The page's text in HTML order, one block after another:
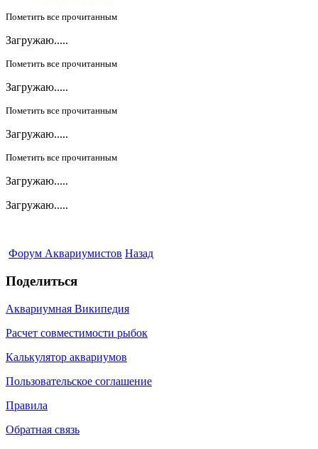
Пометить все прочитанным
Загружаю.....
Пометить все прочитанным
Загружаю.....
Пометить все прочитанным
Загружаю.....
Пометить все прочитанным
Загружаю.....
Загружаю.....
Форум Аквариумистов Назад
Поделиться
Аквариумная Википедия
Расчет совместимости рыбок
Калькулятор аквариумов
Пользовательское соглашение
Правила
Обратная связь